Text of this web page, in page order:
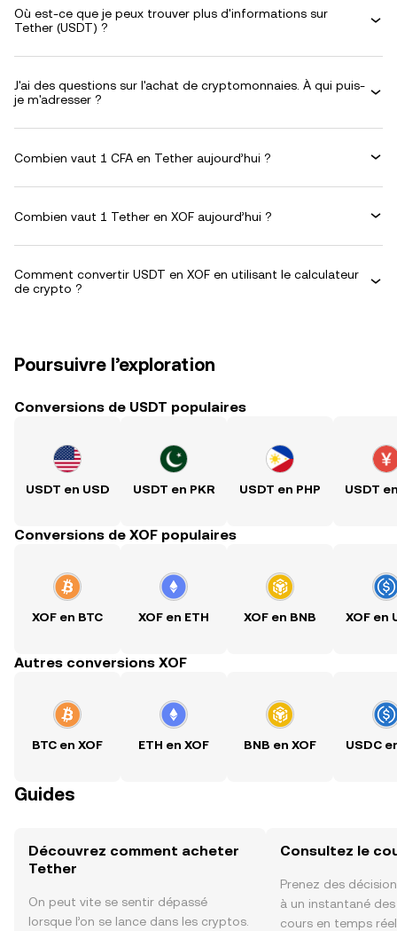
Où est-ce que je peux trouver plus d'informations sur
Tether (USDT) ?
J'ai des questions sur l'achat de cryptomonnaies. À qui puis-
je m'adresser ?
Combien vaut 1 CFA en Tether aujourd’hui ?
Combien vaut 1 Tether en XOF aujourd’hui ?
Comment convertir USDT en XOF en utilisant le calculateur
de crypto ?
Poursuivre l’exploration
Conversions de USDT populaires
USDT en USD USDT en PKR USDT en PHP USDT
Conversions de XOF populaires
XOF en BTC XOF en ETH XOF en BNB XOF en
Autres conversions XOF
BTC en XOF ETH en XOF BNB en XOF USDC
Guides
Découvrez comment acheter
Tether
On peut vite se sentir dépassé
lorsque l’on se lance dans les cryptos.
Consultez le
Prenez des
à un instantané
cours en temps